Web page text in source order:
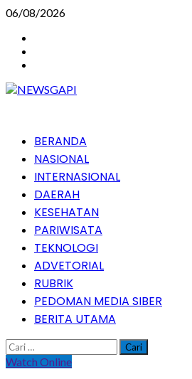
Skip
content
06/08/2026
PrimaryBERANDA
NASIONAL
INTERNASIONAL
DAERAH
KESEHATAN
PARIWISATA
TEKNOLOGI
ADVETORIAL
RUBRIK
PEDOMAN MEDIA SIBER
BERITA UTAMA
Cari
untuk:
Watch Online